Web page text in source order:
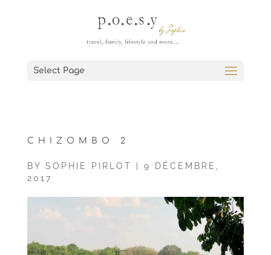
Select Page
CHIZOMBO 2
BY SOPHIE PIRLOT
9 DÉCEMBRE,
2017